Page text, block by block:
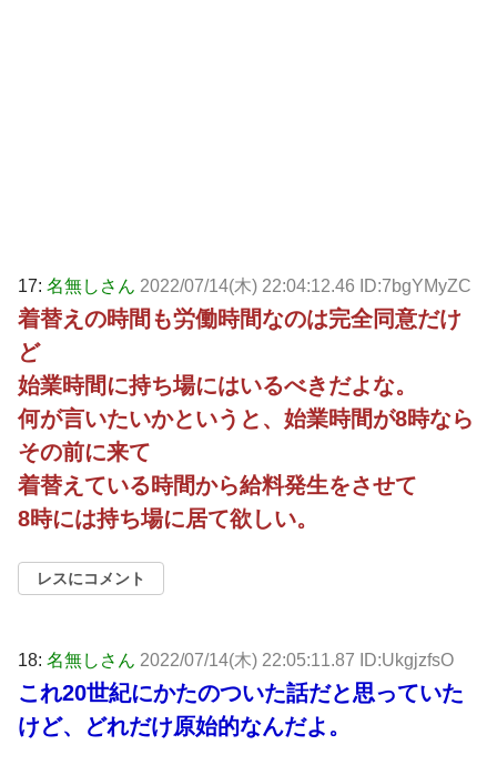
17: 名無しさん 2022/07/14(木) 22:04:12.46 ID:7bgYMyZC
着替えの時間も労働時間なのは完全同意だけ
ど
始業時間に持ち場にはいるべきだよな。
何が言いたいかというと、始業時間が8時なら
その前に来て
着替えている時間から給料発生をさせて
8時には持ち場に居て欲しい。
レスにコメント
18: 名無しさん 2022/07/14(木) 22:05:11.87 ID:UkgjzfsO
これ20世紀にかたのついた話だと思っていた
けど、どれだけ原始的なんだよ。